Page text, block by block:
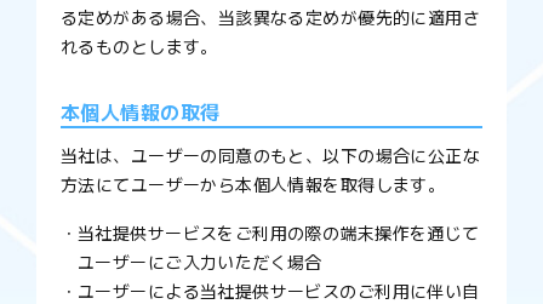
る定めがある場合、当該異なる定めが優先的に適用さ
れるものとします。
本個人情報の取得
当社は、ユーザーの同意のもと、以下の場合に公正な
方法にてユーザーから本個人情報を取得します。
当社提供サービスをご利用の際の端末操作を通じて
ユーザーにご入力いただく場合
ユーザーによる当社提供サービスのご利用に伴い自